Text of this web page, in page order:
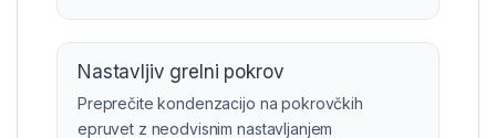
Nastavljiv grelni pokrov
Preprečite kondenzacijo na pokrovčkih
epruvet z neodvisnim nastavljanjem